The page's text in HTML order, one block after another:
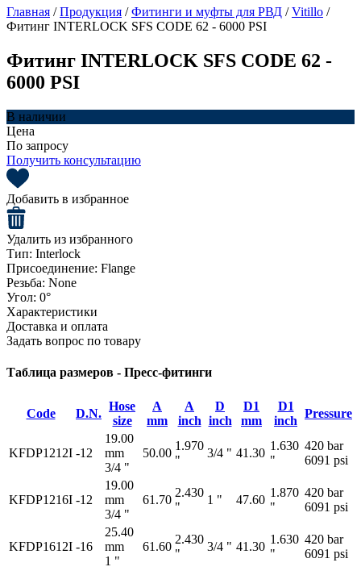
Главная /Продукция /Фитинги и муфты для РВД /Vitillo /
Фитинг INTERLOCK SFS CODE 62 - 6000 PSI
Фитинг INTERLOCK SFS CODE 62 -
6000 PSI
В наличии
Цена
По запросу
Получить консультацию
Добавить в избранное
Удалить из избранного
Тип: Interlock
Присоединение: Flange
Резьба: None
Угол: 0°
Характеристики
Доставка и оплата
Задать вопрос по товару
Таблица размеров - Пресс-фитинги
Code D.N.
Hose
size
A
mm
A
inch
D
inch
D1
mm
D1
inch
Pressure
KFDP1212I -12
19.00
mm
3/4 "
50.00
1.970
"
3/4 " 41.30
1.630
"
420 bar
6091 psi
KFDP1216I -12
19.00
mm
3/4 "
61.70
2.430
"
1 " 47.60
1.870
"
420 bar
6091 psi
KFDP1612I -16
25.40
mm
1 "
61.60
2.430
"
3/4 " 41.30
1.630
"
420 bar
6091 psi